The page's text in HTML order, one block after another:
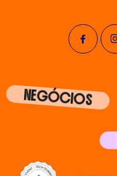
NEGÓCIOS